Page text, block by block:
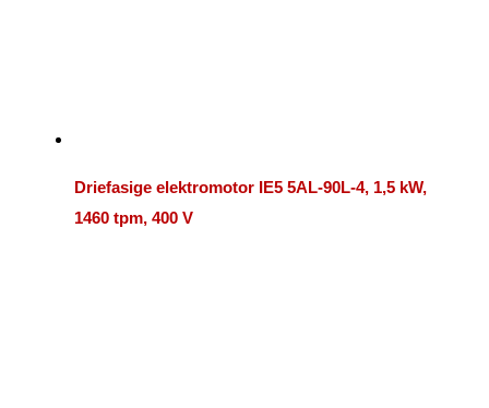
Driefasige elektromotor IE5 5AL-90L-4, 1,5 kW,
1460 tpm, 400 V